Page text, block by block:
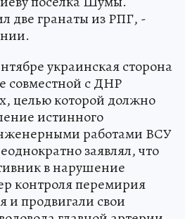
две гранаты из РПГ, -
украинская сторона
совместной с ДНР
целью которой должно
истинного
работами ВСУ
заявлял, что
в нарушение
контроля перемирия
и продвигали свои